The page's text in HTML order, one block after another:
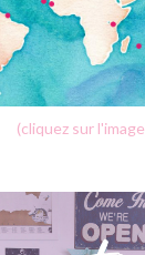
(cliquez sur